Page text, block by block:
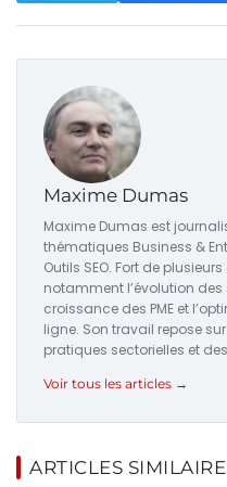
Maxime Dumas
Maxime Dumas est
thématiques Business &
Outils SEO. Fort de
notamment l’évolution
croissance des PME et
ligne. Son travail repose
pratiques sectorielles et
Voir tous les articles →
ARTICLES